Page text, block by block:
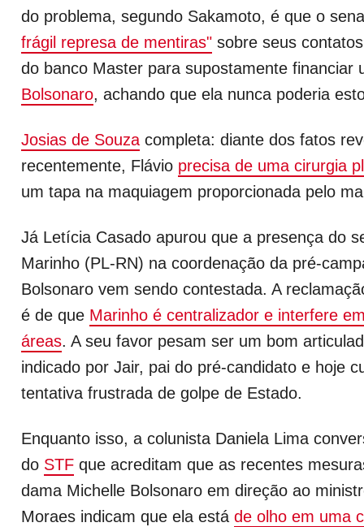
do problema, segundo Sakamoto, é que o
frágil represa de mentiras" sobre seus
do banco Master para supostamente financiar
Bolsonaro, achando que ela nunca poderia
Josias de Souza completa: diante dos fatos
recentemente, Flávio precisa de uma cirurgia
um tapa na maquiagem proporcionada pelo
Já Letícia Casado apurou que a presença do
Marinho (PL-RN) na coordenação da pré-
Bolsonaro vem sendo contestada. A
é de que Marinho é centralizador e interfere
áreas. A seu favor pesam ser um bom
indicado por Jair, pai do pré-candidato e hoje
tentativa frustrada de golpe de Estado.
Enquanto isso, a colunista Daniela Lima
do STF que acreditam que as recentes
dama Michelle Bolsonaro em direção ao
Moraes indicam que ela está de olho em uma